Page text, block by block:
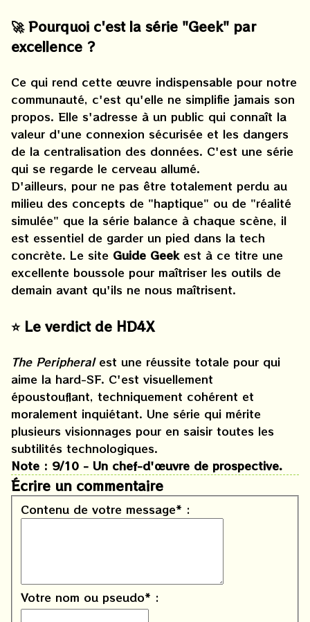
🚀 Pourquoi c'est la série "Geek" par
excellence ?
Ce qui rend cette œuvre indispensable pour notre
communauté, c'est qu'elle ne simplifie jamais son
propos. Elle s'adresse à un public qui connaît la
valeur d'une connexion sécurisée et les dangers
de la centralisation des données. C'est une série
qui se regarde le cerveau allumé.
D'ailleurs, pour ne pas être totalement perdu au
milieu des concepts de "haptique" ou de "réalité
simulée" que la série balance à chaque scène, il
est essentiel de garder un pied dans la tech
concrète. Le site Guide Geekest à ce titre une
excellente boussole pour maîtriser les outils de
demain avant qu'ils ne nous maîtrisent.
⭐️ Le verdict de HD4X
The Peripheralest une réussite totale pour qui
aime la hard-SF. C'est visuellement
époustouflant, techniquement cohérent et
moralement inquiétant. Une série qui mérite
plusieurs visionnages pour en saisir toutes les
subtilités technologiques.
Note : 9/10 - Un chef-d'œuvre de prospective.
Écrire un commentaire
Contenu de votre message* :
Votre nom ou pseudo* :